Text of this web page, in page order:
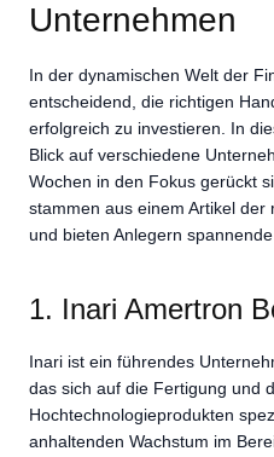
Unternehmen
In der dynamischen Welt der
entscheidend, die richtigen
erfolgreich zu investieren. In
Blick auf verschiedene
Wochen in den Fokus gerückt
stammen aus einem Artikel
und bieten Anlegern
1. Inari Amertron
Inari ist ein führendes
das sich auf die Fertigung und
Hochtechnologieprodukten
anhaltenden Wachstum im